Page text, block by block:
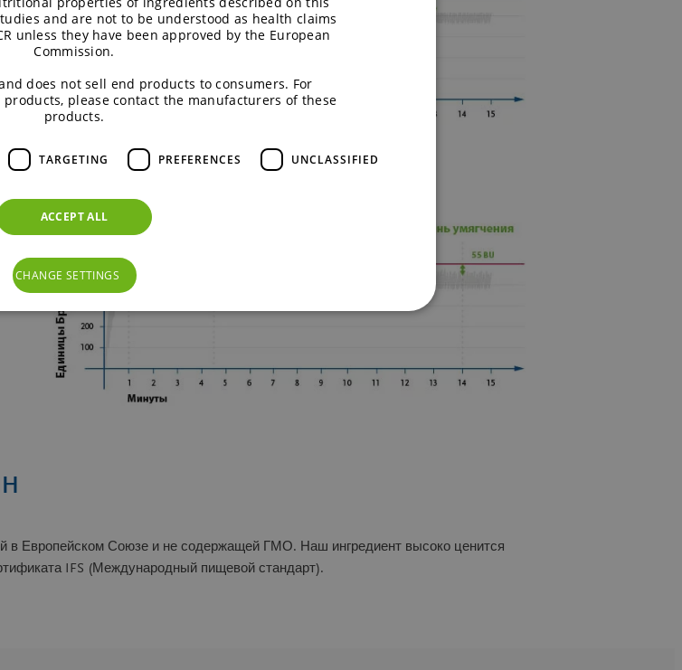
в Европейском Союзе и не содержащей ГМО. Наш ингредиент высоко ценится
IFS (Международный пищевой стандарт).
and are not to be understood as health claims
unless they have been approved by the European
Commission.
does not sell end products to consumers. For
please contact the manufacturers of these
products.
TARGETING PREFERENCES UNCLASSIFIED
ACCEPT ALL
CHANGE SETTINGS